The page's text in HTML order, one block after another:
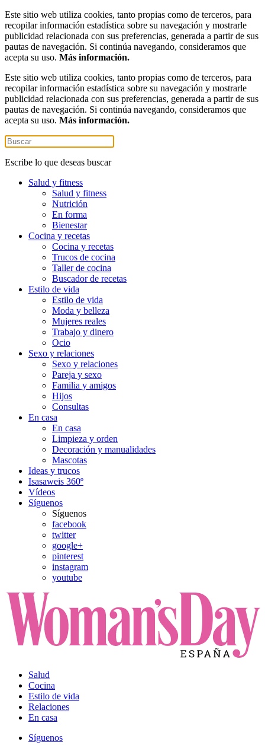
Este sitio web utiliza cookies, tanto propias como de terceros, para
recopilar información estadística sobre su navegación y mostrarle
publicidad relacionada con sus preferencias, generada a partir de sus
pautas de navegación. Si continúa navegando, consideramos que
acepta su uso. Más información.
Este sitio web utiliza cookies, tanto propias como de terceros, para
recopilar información estadística sobre su navegación y mostrarle
publicidad relacionada con sus preferencias, generada a partir de sus
pautas de navegación. Si continúa navegando, consideramos que
acepta su uso. Más información.
Escribe lo que deseas buscar
Salud y fitness
Salud y fitness
Nutrición
En forma
Bienestar
Cocina y recetas
Cocina y recetas
Trucos de cocina
Taller de cocina
Buscador de recetas
Estilo de vida
Estilo de vida
Moda y belleza
Mujeres reales
Trabajo y dinero
Ocio
Sexo y relaciones
Sexo y relaciones
Pareja y sexo
Familia y amigos
Hijos
Consultas
En casa
En casa
Limpieza y orden
Decoración y manualidades
Mascotas
Ideas y trucos
Isasaweis 360º
Vídeos
Síguenos
Síguenos
facebook
twitter
google+
pinterest
instagram
youtube
Salud
Cocina
Estilo de vida
Relaciones
En casa
Síguenos